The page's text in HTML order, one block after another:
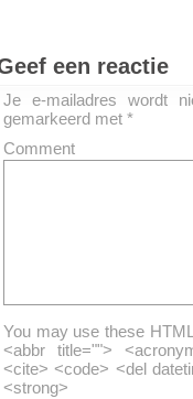
een reactie
Je e-mailadres wordt
gemarkeerd met *
Comment
You may use these
<abbr title="">
<cite> <code> <del
<strong>